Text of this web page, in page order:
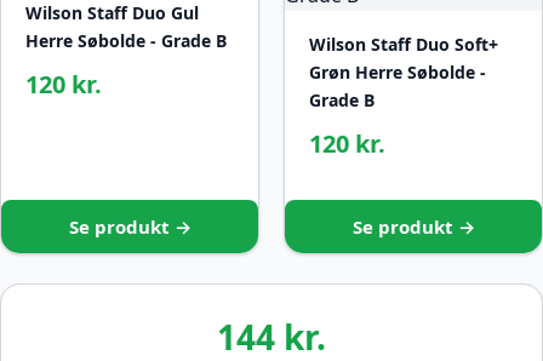
Wilson Staff Duo Gul
Herre Søbolde - Grade B
120 kr.
Se produkt →
Wilson Staff Duo Soft+
Grøn Herre Søbolde -
Grade B
120 kr.
Se produkt →
144 kr.